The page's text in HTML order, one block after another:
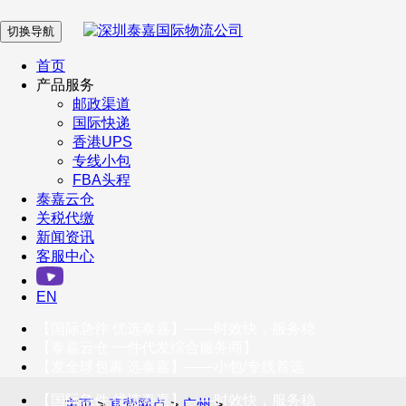
在 线 客 服
企业微信
订阅号
客户服务热线
400-098-5699
联系我们
切换导航
首页
产品服务
邮政渠道
国际快递
香港UPS
专线小包
FBA头程
泰嘉云仓
关税代缴
新闻资讯
客服中心
EN
【国际急件 优选泰嘉】——时效快，服务稳